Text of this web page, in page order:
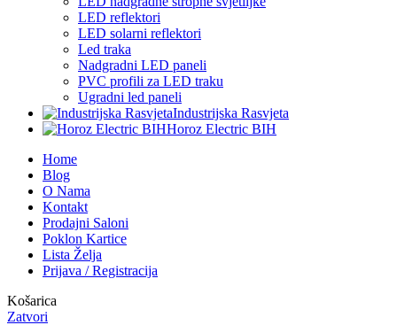
LED reflektori
LED solarni reflektori
Led traka
Nadgradni LED paneli
PVC profili za LED traku
Ugradni led paneli
Industrijska Rasvjeta
Horoz Electric BIH
Home
Blog
O Nama
Kontakt
Prodajni Saloni
Poklon Kartice
Lista Želja
Prijava / Registracija
Košarica
Zatvori